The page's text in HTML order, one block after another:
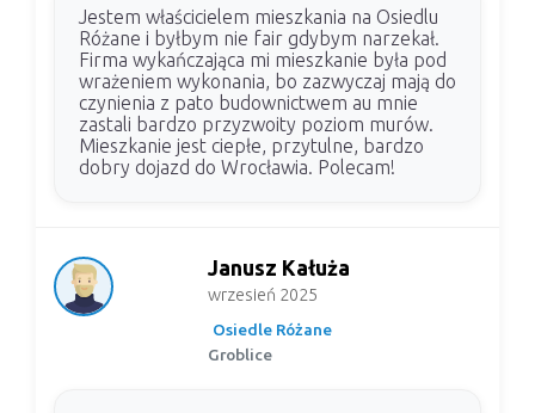
Jestem właścicielem mieszkania na Osiedlu
Różane i byłbym nie fair gdybym narzekał.
Firma wykańczająca mi mieszkanie była pod
wrażeniem wykonania, bo zazwyczaj mają do
czynienia z pato budownictwem au mnie
zastali bardzo przyzwoity poziom murów.
Mieszkanie jest ciepłe, przytulne, bardzo
dobry dojazd do Wrocławia. Polecam!
Janusz Kałuża
wrzesień 2025
Osiedle Różane
Groblice